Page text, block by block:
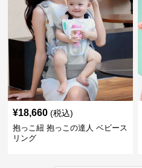
¥18,660 (税込)
抱っこ紐 抱っこの達人 ベビース
リング